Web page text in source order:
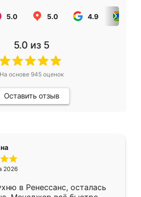
5.0 5.0 4.9
5.0 из 5
На основе 945оценок
Оставить отзыв
2026
в Ренессанс, осталась